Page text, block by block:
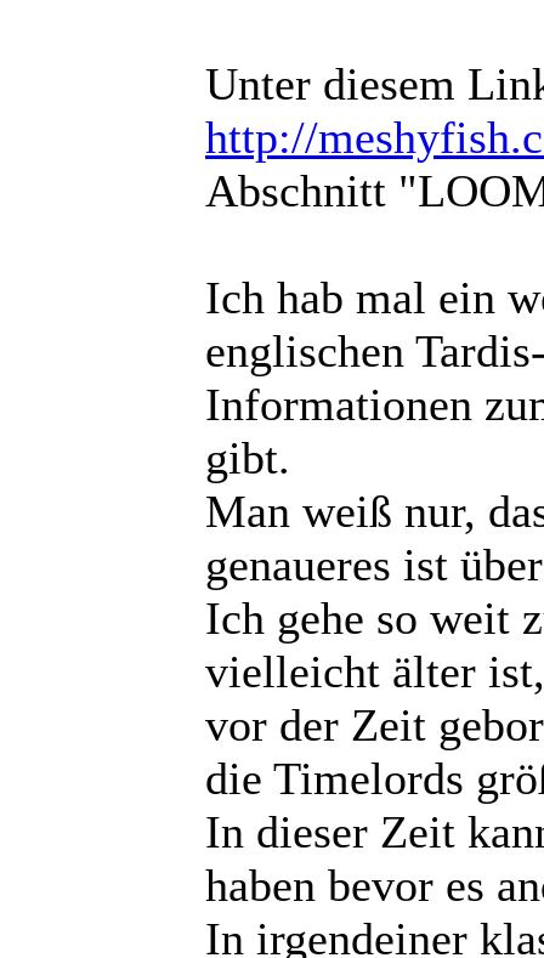
Unter diesem
http://
Abschnitt
Ich hab mal ein
englischen
Informationen
gibt.
Man weiß nur,
genaueres ist
Ich gehe so weit
vielleicht älter
vor der Zeit
die Timelords
In dieser Zeit
haben bevor es
In irgendeiner